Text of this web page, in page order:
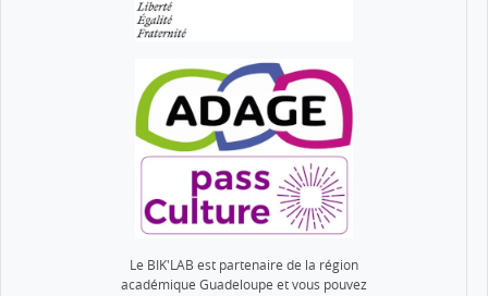
Le BIK'LAB est partenaire de la région
académique Guadeloupe et vous pouvez